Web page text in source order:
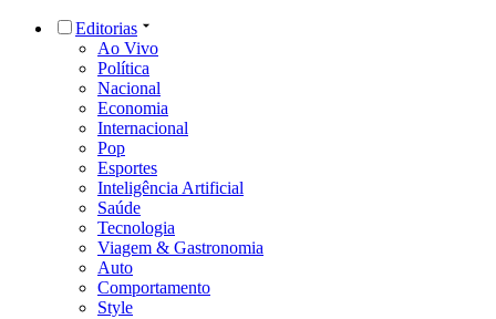
Editorias
Ao Vivo
Política
Nacional
Economia
Internacional
Pop
Esportes
Inteligência Artificial
Saúde
Tecnologia
Viagem & Gastronomia
Auto
Comportamento
Style